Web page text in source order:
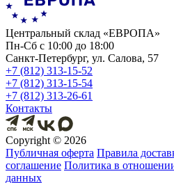
Центральный склад «ЕВРОПА»
Пн-Сб с 10:00 до 18:00
Санкт-Петербург, ул. Салова, 57
+7 (812) 313-15-52
+7 (812) 313-15-54
+7 (812) 313-26-61
Контакты
Copyright © 2026
Публичная оферта Правила
соглашение Политика в
данных